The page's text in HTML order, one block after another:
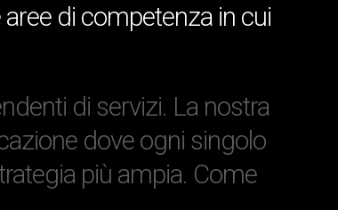
di competenza in cui
di servizi. La nostra
dove ogni singolo
più ampia. Come